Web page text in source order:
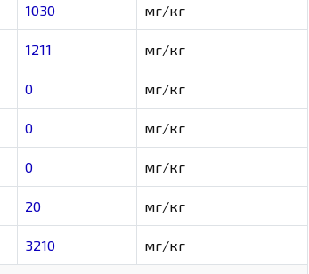
1030 мг/кг
1211 мг/кг
0 мг/кг
0 мг/кг
0 мг/кг
20 мг/кг
3210 мг/кг